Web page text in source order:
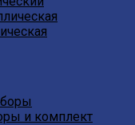
и комплект